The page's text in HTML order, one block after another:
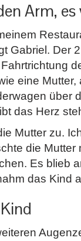
Arm, es
Gabriel. Der
eine Mutter,
über
das Herz
Mutter zu.
die Mutter
Es blieb
das Kind